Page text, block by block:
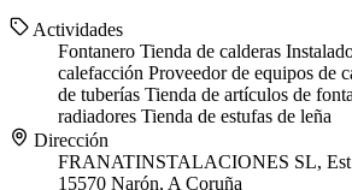
Actividades
Fontanero Tienda de calderas
calefacción Proveedor de equipos de
de tuberías Tienda de artículos de
radiadores Tienda de estufas de leña
Dirección
FRANATINSTALACIONES SL, Est.
15570 Narón, A Coruña